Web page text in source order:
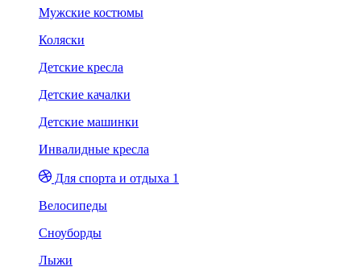
Мужские костюмы
Коляски
Детские кресла
Детские качалки
Детские машинки
Инвалидные кресла
Для спорта и отдыха 1
Велосипеды
Сноуборды
Лыжи